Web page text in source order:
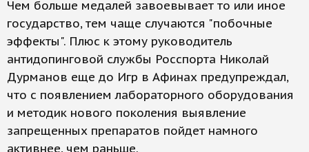
Чем больше медалей завоевывает то или иное
государство, тем чаще случаются "побочные
эффекты". Плюс к этому руководитель
антидопинговой службы Росспорта Николай
Дурманов еще до Игр в Афинах предупреждал,
что с появлением лабораторного оборудования
и методик нового поколения выявление
запрещенных препаратов пойдет намного
активнее, чем раньше.